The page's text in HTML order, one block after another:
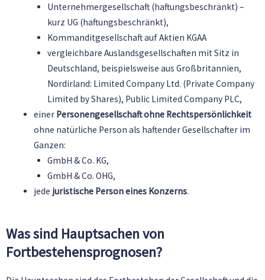
Unternehmergesellschaft (haftungsbeschränkt) –
kurz UG (haftungsbeschränkt),
Kommanditgesellschaft auf Aktien KGAA
vergleichbare Auslandsgesellschaften mit Sitz in
Deutschland, beispielsweise aus Großbritannien,
Nordirland: Limited Company Ltd. (Private Company
Limited by Shares), Public Limited Company PLC,
einer Personengesellschaft ohne Rechtspersönlichkeit
ohne natürliche Person als haftender Gesellschafter im
Ganzen:
GmbH & Co. KG,
GmbH & Co. OHG,
jede juristische Person eines Konzerns.
Was sind Hauptsachen von
Fortbestehensprognosen?